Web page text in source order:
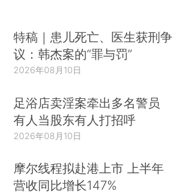
特稿｜患儿死亡、医生获刑争
议：韩杰案的“罪与罚”
2026年08月10日
足浴店卖淫案牵出多名警员
有人当股东有人打招呼
2026年08月10日
摩尔线程拟赴港上市 上半年
营收同比增长147%